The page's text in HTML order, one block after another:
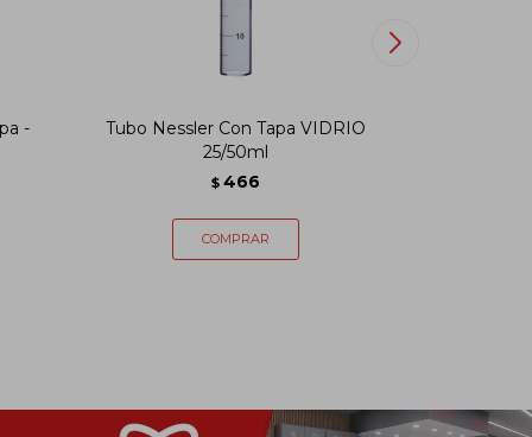
-
Tubo Nessler Con Tapa VIDRIO
25/50ml
$ 466